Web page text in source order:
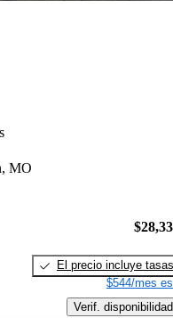
MO
El precio incluye tasas
$544/mes
Verif. disponibilidad